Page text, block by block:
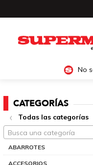
No
CATEGORÍAS
Todas las categorías
Busca una categoría
ABARROTES
ACCESORIOS